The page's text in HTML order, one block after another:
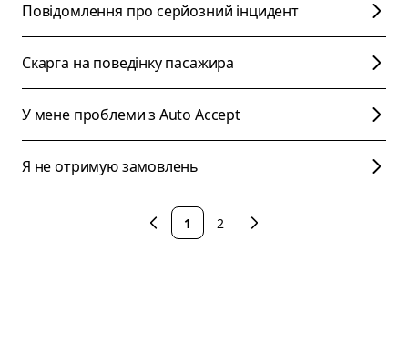
Повідомлення про серйозний інцидент
Скарга на поведінку пасажира
У мене проблеми з Auto Accept
Я не отримую замовлень
1 2